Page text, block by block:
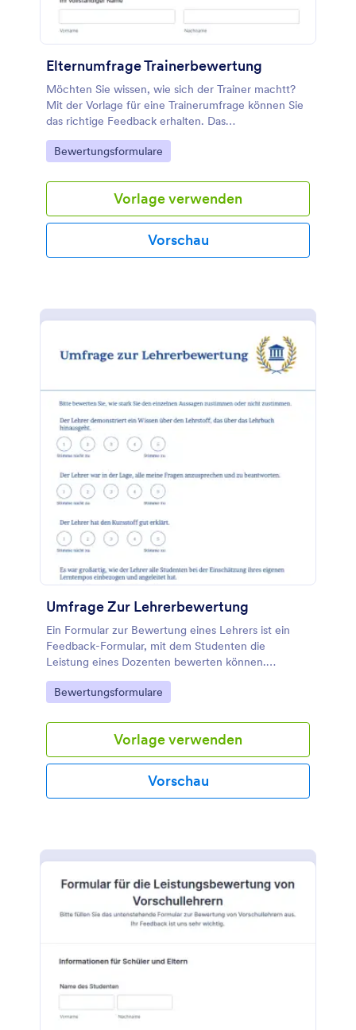
Elternumfrage Trainerbewertung
Möchten Sie wissen, wie sich der Trainer machtt?
Mit der Vorlage für eine Trainerumfrage können Sie
das richtige Feedback erhalten. Das
Trainerbewertungsformular für Eltern enthält
Informationen über Sie und den Trainer. Außerdem
verschiedene Arten von Fragen über den Trainer,
wie z.B. Ehrung des Spiels, Neudefinition des
Siegers, emotionale Situation. Wenn Sie ganz von
vorne anfangen möchten, können Sie auch Ihre
eigene Online-Umfrage in nur wenigen Minuten
Go to Category:
Bewertungsformulare
Vorlage verwenden
Vorschau
Umfrage Zur Lehrerbewertung
Ein Formular zur Bewertung eines Lehrers ist ein
Feedback-Formular, mit dem Studenten die
Leistung eines Dozenten bewerten können.
Verwenden Sie diese kostenlose Vorlage für ein
Lehrerbewertungsformular, um anonymes Feedback
Lehrmethode zu verbessern! Auf diese Weise
können Sie Ihre Studenten über Ihre Philosophie auf
dem Laufenden halten und Ihnen helfen, Ihren
Online-Unterricht zu verbessern. Sie können das
Formular auch weitergeben, indem Sie einen Link
sofort mit der Erfassung von Antworten beginnen.
von Lehrern verwenden, können Sie den Verlauf
Ihrer Antworten verfolgen oder sie mit Jotform
Berichte analysieren.
Go to Category:
Bewertungsformulare
Vorlage verwenden
Vorschau